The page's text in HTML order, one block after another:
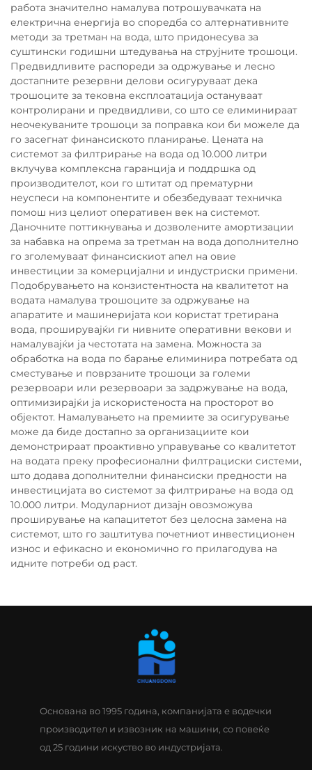
работа значително намалува потрошувачката на
електрична енергија во споредба со алтернативните
методи за третман на вода, што придонесува за
суштински годишни штедувања на струјните трошоци.
Предвидливите распореди за одржување и лесно
достапните резервни делови осигуруваат дека
трошоците за тековна експлоатација остануваат
контролирани и предвидливи, со што се елиминираат
неочекуваните трошоци за поправка кои би можеле да
го засегнат финансиското планирање. Цената на
системот за филтрирање на вода од 10.000 литри
вклучува комплексна гаранција и поддршка од
производителот, кои го штитат од прематурни
неуспеси на компонентите и обезбедуваат техничка
помош низ целиот оперативен век на системот.
Даночните поттикнувања и дозволените амортизации
за набавка на опрема за третман на вода дополнително
го зголемуваат финансискиот апел на овие
инвестиции за комерцијални и индустриски примени.
Подобрувањето на конзистентноста на квалитетот на
водата намалува трошоците за одржување на
апаратите и машинеријата кои користат третирана
вода, проширувајќи ги нивните оперативни векови и
намалувајќи ја честотата на замена. Можноста за
обработка на вода по барање елиминира потребата од
сместување и поврзаните трошоци за големи
резервоари или резервоари за задржување на вода,
оптимизирајќи ја искористеноста на просторот во
објектот. Намалувањето на премиите за осигурување
може да биде достапно за организациите кои
демонстрираат проактивно управување со квалитетот
на водата преку професионални филтрациски системи,
што додава дополнителни финансиски предности на
инвестицијата во системот за филтрирање на вода од
10.000 литри. Модуларниот дизајн овозможува
проширување на капацитетот без целосна замена на
системот, што го заштитува почетниот инвестиционен
износ и ефикасно и економично го прилагодува на
идните потреби од раст.
Основана во 1995 година, компанијата е водечки
производител и извозник на машини, со повеќе
од 25 години искуство во индустријата.